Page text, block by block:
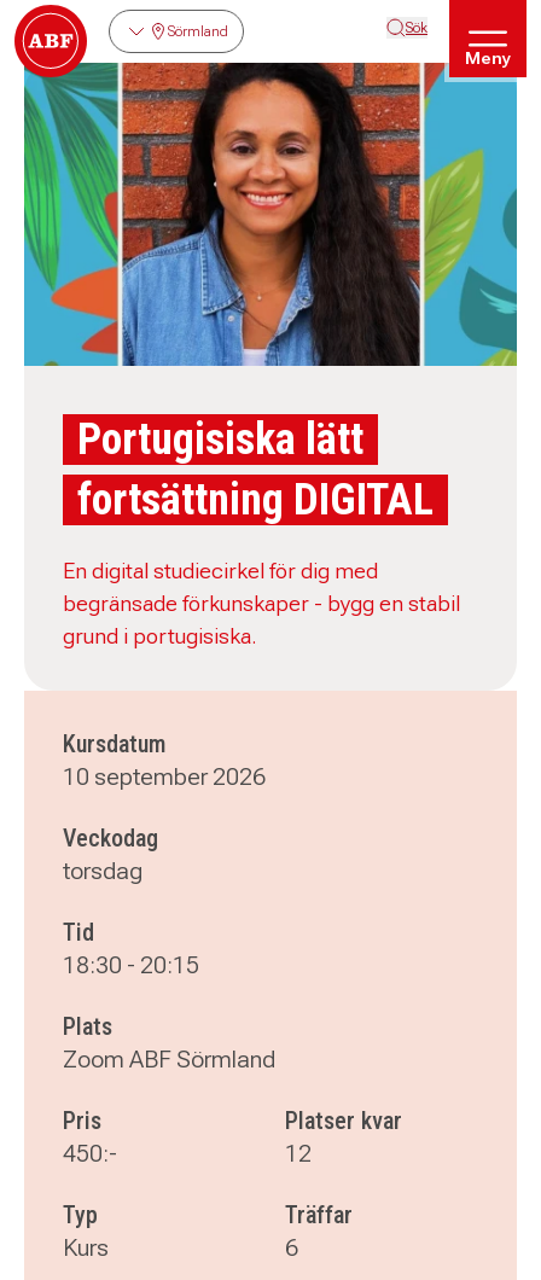
Sörmland Sök
Meny
Portugisiska lätt
fortsättning DIGITAL
En digital studiecirkel för dig med
begränsade förkunskaper - bygg en stabil
grund i portugisiska.
Kursdatum
10 september 2026
Veckodag
torsdag
Tid
18:30 - 20:15
Plats
Zoom ABF Sörmland
Pris
450:-
Platser kvar
12
Typ
Kurs
Träffar
6